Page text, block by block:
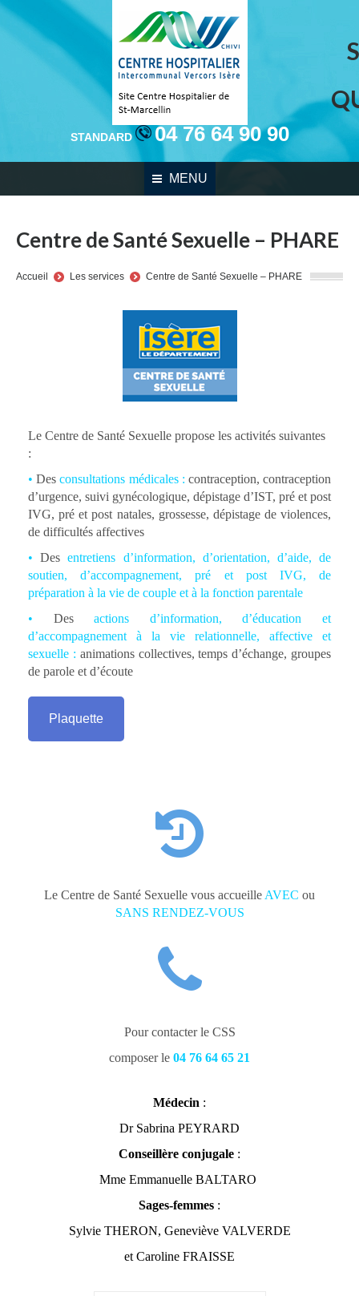
STANDARD 04 76 64 90 90
MENU
Centre de Santé Sexuelle – PHARE
You are here:
Accueil Les services Centre de Santé Sexuelle – PHARE
Le Centre de Santé Sexuelle propose les activités suivantes
:
• Desconsultations médicales : contraception, contraception
d’urgence, suivi gynécologique, dépistage d’IST, pré et post
IVG, pré et post natales, grossesse, dépistage de violences,
de difficultés affectives
•Desentretiens d’information, d’orientation, d’aide, de
soutien, d’accompagnement, pré et post IVG, de
préparation à la vie de couple et à la fonction parentale
•
Desactions d’information, d’éducation et
d’accompagnement à la vie relationnelle, affective et
sexuelle : animations collectives, temps d’échange, groupes
de parole et d’écoute
Plaquette
Le Centre de Santé Sexuelle vous accueille AVEC ou
SANS RENDEZ-VOUS
Pour contacter le CSS
composer le 04 76 64 65 21
Médecin :
Dr Sabrina PEYRARD
Conseillère conjugale :
Mme Emmanuelle BALTARO
Sages-femmes :
Sylvie THERON, Geneviève VALVERDE
et Caroline FRAISSE